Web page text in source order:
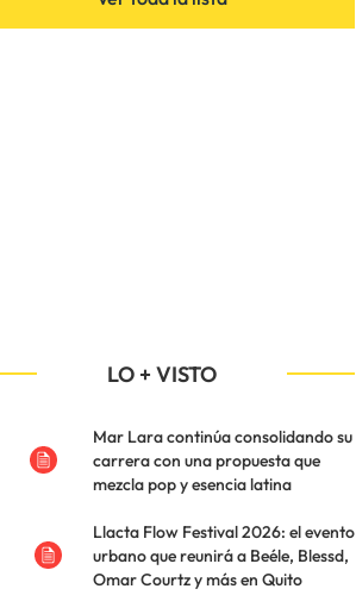
LO + VISTO
Mar Lara continúa consolidando su
carrera con una propuesta que
mezcla pop y esencia latina
Llacta Flow Festival 2026: el evento
urbano que reunirá a Beéle, Blessd,
Omar Courtz y más en Quito